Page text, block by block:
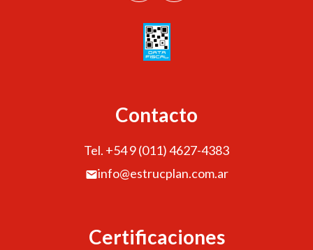
Contacto
Tel. +54 9 (011) 4627-4383
info@estrucplan.com.ar
Certificaciones